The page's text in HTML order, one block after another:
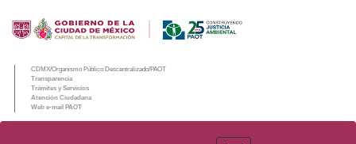
CDMX/Organismo Público Descentralizado/PAOT
Transparencia
Trámites y Servicios
Atención Ciudadana
Web e-mail PAOT